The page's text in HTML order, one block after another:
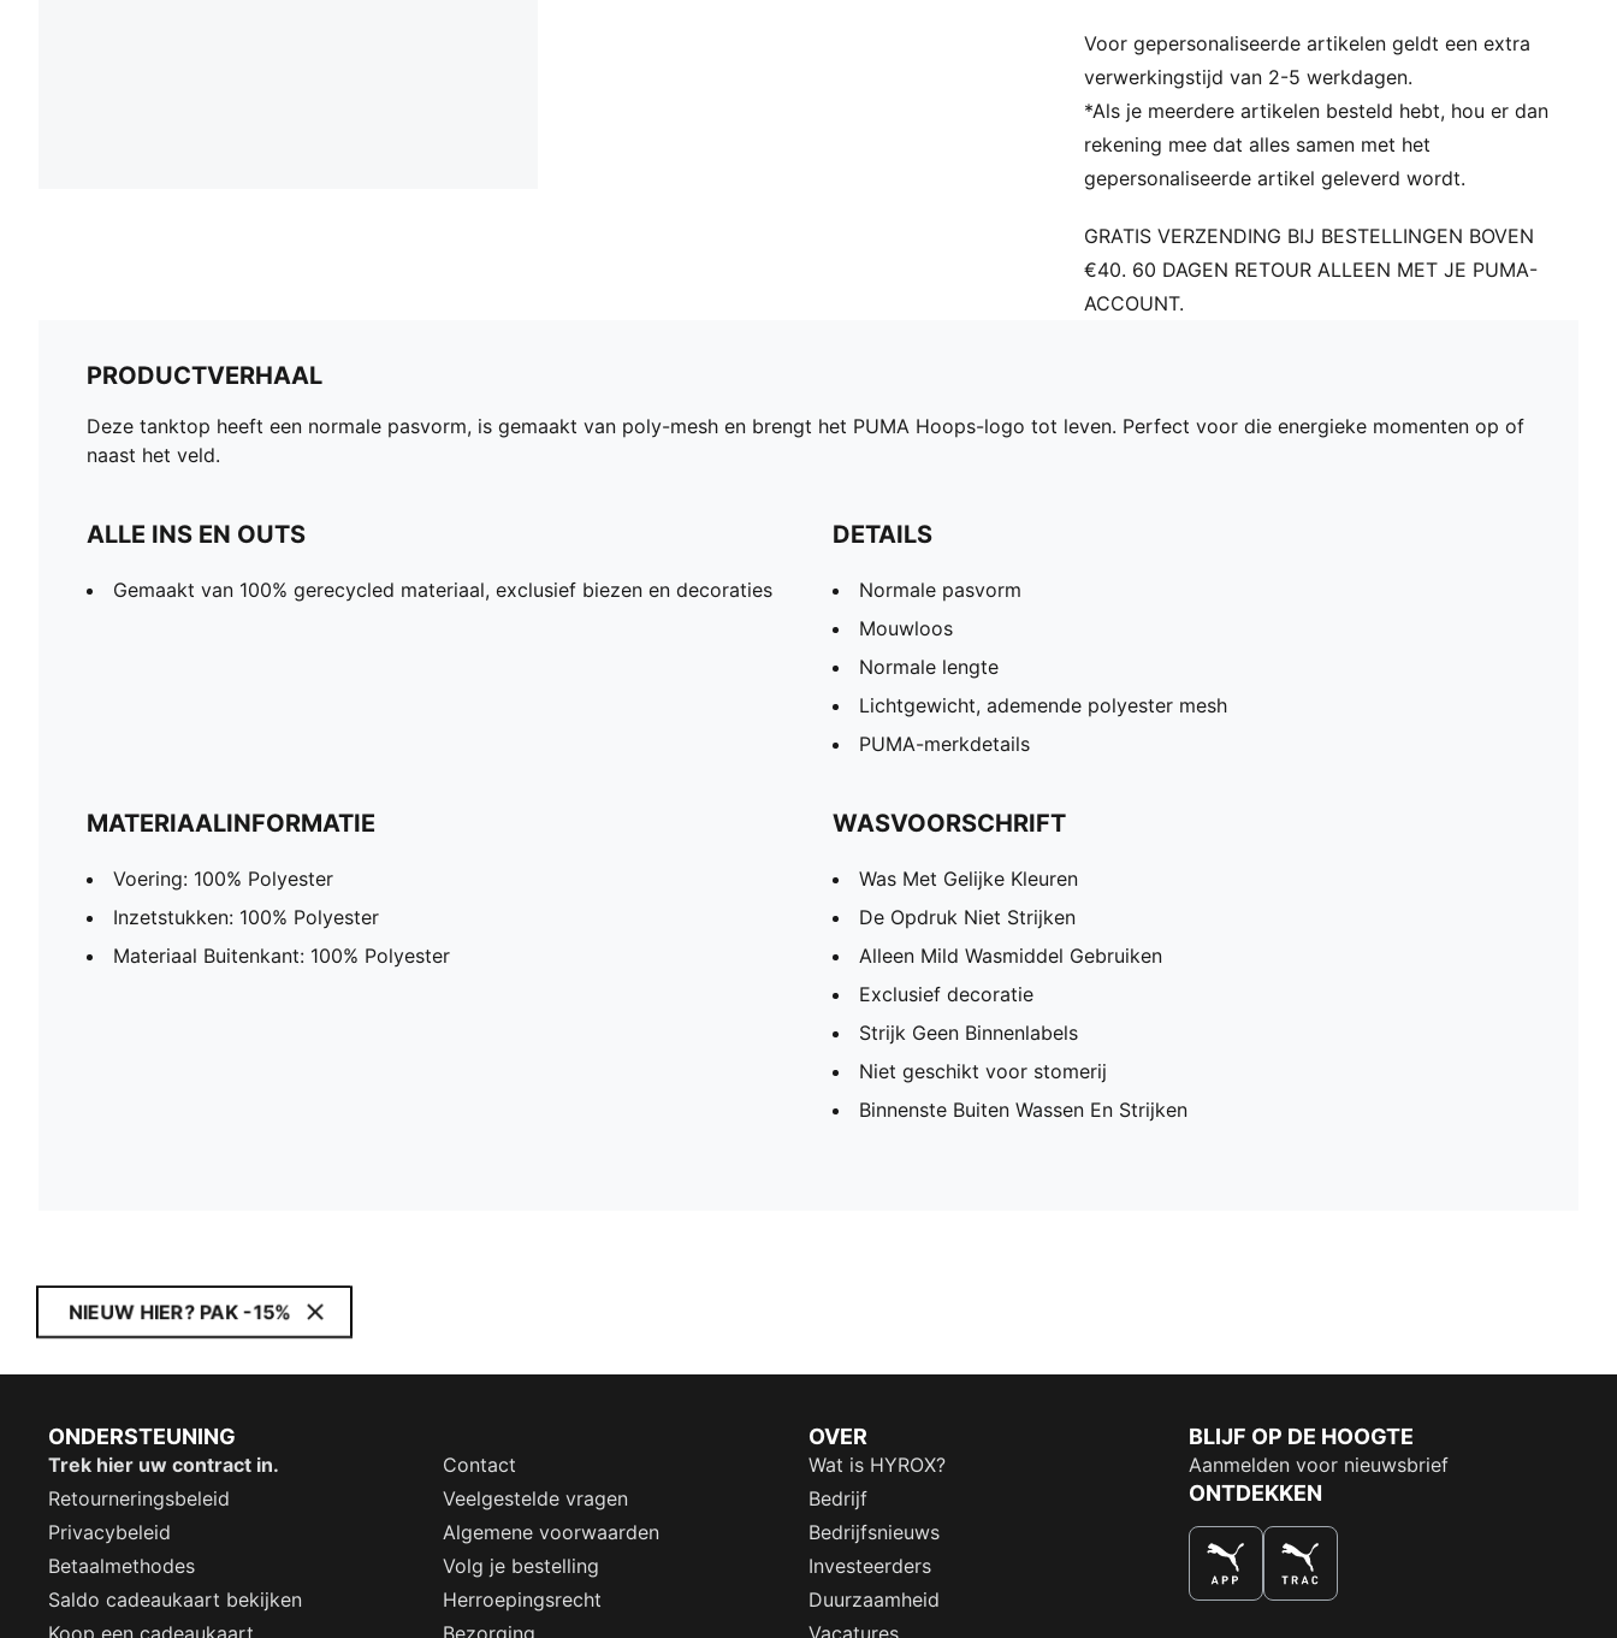
Voor gepersonaliseerde artikelen geldt een extra
verwerkingstijd van 2-5 werkdagen.
*Als je meerdere artikelen besteld hebt, hou er dan
rekening mee dat alles samen met het
gepersonaliseerde artikel geleverd wordt.
GRATIS VERZENDING BIJ BESTELLINGEN BOVEN
€40. 60 DAGEN RETOUR ALLEEN MET JE PUMA-
ACCOUNT.
PRODUCTVERHAAL
Deze tanktop heeft een normale pasvorm, is gemaakt van poly-mesh en brengt het PUMA Hoops-logo tot leven. Perfect voor die energieke momenten op of
naast het veld.
ALLE INS EN OUTS
Gemaakt van 100% gerecycled materiaal, exclusief biezen en decoraties
DETAILS
Normale pasvorm
Mouwloos
Normale lengte
Lichtgewicht, ademende polyester mesh
PUMA-merkdetails
MATERIAALINFORMATIE
Voering: 100% Polyester
Inzetstukken: 100% Polyester
Materiaal Buitenkant: 100% Polyester
WASVOORSCHRIFT
Was Met Gelijke Kleuren
De Opdruk Niet Strijken
Alleen Mild Wasmiddel Gebruiken
Exclusief decoratie
Strijk Geen Binnenlabels
Niet geschikt voor stomerij
Binnenste Buiten Wassen En Strijken
NIEUW HIER? PAK -15%
ONDERSTEUNING
Trek hier uw contract in.
Contact
Retourneringsbeleid
Veelgestelde vragen
Privacybeleid
Algemene voorwaarden
Betaalmethodes
Volg je bestelling
Saldo cadeaukaart bekijken
Herroepingsrecht
OVER
Wat is HYROX?
Bedrijf
Bedrijfsnieuws
Investeerders
Duurzaamheid
BLIJF OP DE HOOGTE
Aanmelden voor nieuwsbrief
ONTDEKKEN